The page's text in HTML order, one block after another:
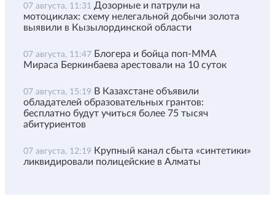
07 августа, 11:31 Дозорные и патрули на
мотоциклах: схему нелегальной добычи золота
выявили в Кызылординской области
07 августа, 11:47 Блогера и бойца поп-ММА
Мираса Беркинбаева арестовали на 10 суток
07 августа, 15:19 В Казахстане объявили
обладателей образовательных грантов:
бесплатно будут учиться более 75 тысяч
абитуриентов
07 августа, 12:19 Крупный канал сбыта «синтетики»
ликвидировали полицейские в Алматы